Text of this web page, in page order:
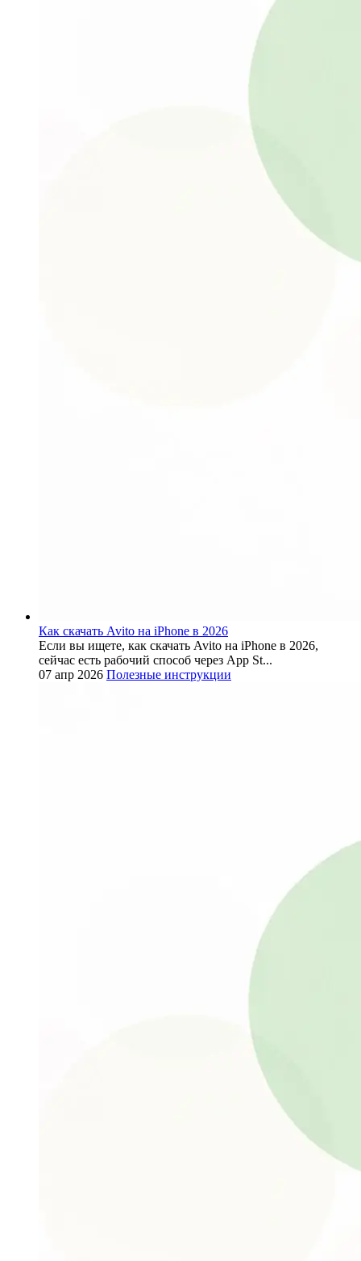
Как скачать Avito на iPhone в 2026
Если вы ищете, как скачать Avito на iPhone в 2026,
сейчас есть рабочий способ через App St...
07 апр 2026 Полезные инструкции